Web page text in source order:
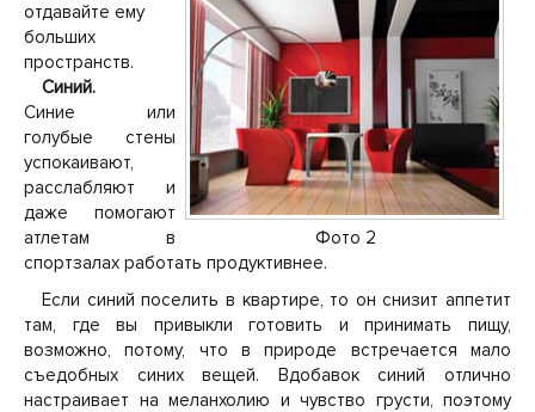
Фото 2
отдавайте ему
больших
пространств.
Синий.
Синие или
голубые стены
успокаивают,
расслабляют и
даже помогают
атлетам в
спортзалах работать продуктивнее.
Если синий поселить в квартире, то он снизит аппетит
там, где вы привыкли готовить и принимать пищу,
возможно, потому, что в природе встречается мало
съедобных синих вещей. Вдобавок синий отлично
настраивает на меланхолию и чувство грусти, поэтому